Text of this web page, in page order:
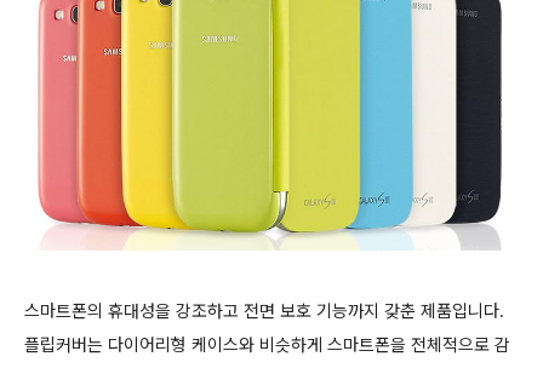
스마트폰의 휴대성을 강조하고 전면 보호 기능까지 갖춘 제품입니다.
플립커버는 다이어리형 케이스와 비슷하게 스마트폰을 전체적으로 감